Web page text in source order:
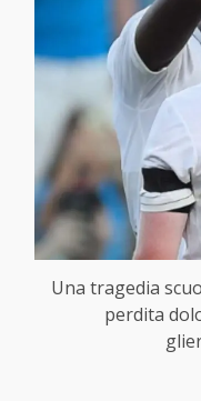
Una tragedia
perdita